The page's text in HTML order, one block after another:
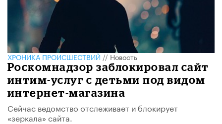
ХРОНИКА ПРОИСШЕСТВИЙ//Новость
Роскомнадзор заблокировал сайт
интим-услуг с детьми под видом
интернет-магазина
Сейчас ведомство отслеживает и блокирует
«зеркала» сайта.